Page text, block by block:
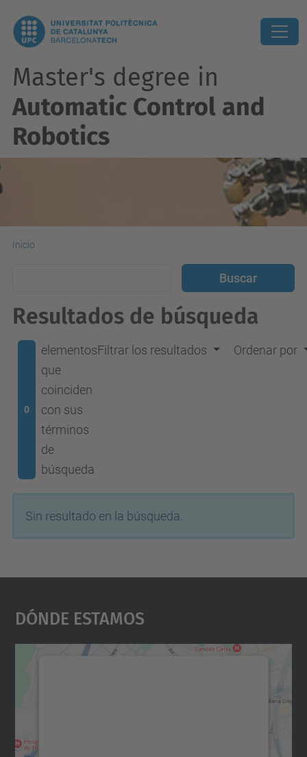
Master's degree in
Automatic Control and
Robotics
Inicio
Resultados de búsqueda
0
elementos
que
coinciden
con sus
términos
de
búsqueda
Filtrar los resultados Ordenar por
Sin resultado en la búsqueda.
Dónde Estamos